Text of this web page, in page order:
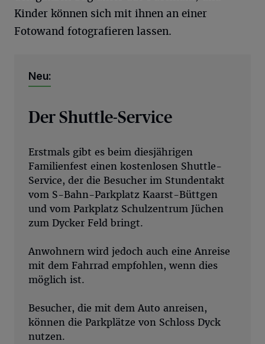
Kinder können sich mit ihnen an einer
Fotowand fotografieren lassen.
Neu:
Der Shuttle-Service
Erstmals gibt es beim diesjährigen
Familienfest einen kostenlosen Shuttle-
Service, der die Besucher im Stundentakt
vom S-Bahn-Parkplatz Kaarst-Büttgen
und vom Parkplatz Schulzentrum Jüchen
zum Dycker Feld bringt.
Anwohnern wird jedoch auch eine Anreise
mit dem Fahrrad empfohlen, wenn dies
möglich ist.
Besucher, die mit dem Auto anreisen,
können die Parkplätze von Schloss Dyck
nutzen.